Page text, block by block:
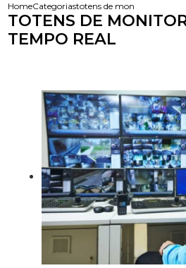
HomeCategoriastotens de monitoramento
TOTENS DE
TEMPO REAL